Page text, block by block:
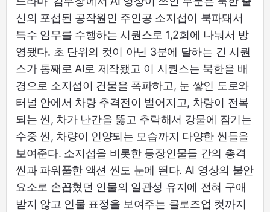
신의 포섭된 공작원인 주인공 소지섭이 북파돼서
특수 임무를 수행하는 시퀀스로 1,2회에 나눠서 방
영됐다. 초 단위의 컷이 아닌 3분에 달하는 긴 시퀀
스가 통째로 AI로 제작됐고 이 시퀀스는 북한을 배
경으로 소지섭이 건물을 폭파하고, 눈 쌓인 도로와
터널 안에서 차량 추격전이 벌어지고, 차량이 전복
되는 씬, 차가 난간을 뚫고 추락해서 강물에 잠기는
수중 씬, 차량이 인양되는 모습까지 다양한 씬들을
보여준다. 소지섭을 비롯한 등장인물들 간의 총격
씬과 파워풀한 액션 씬도 눈에 띈다. AI 영상의 불안
요소로 손꼽혔던 인물의 일관성 유지에 전혀 구애
받지 않고 인물 표정을 보여주는 클로즈업 컷까지